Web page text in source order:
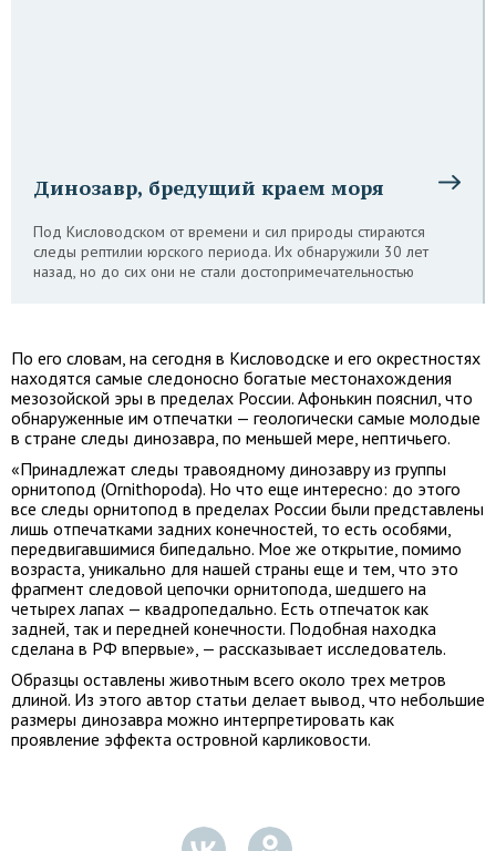
Динозавр, бредущий краем моря
Под Кисловодском от времени и сил природы стираются
следы рептилии юрского периода. Их обнаружили 30 лет
назад, но до сих они не стали достопримечательностью
По его словам, на сегодня в Кисловодске и его окрестностях
находятся самые следоносно богатые местонахождения
мезозойской эры в пределах России. Афонькин пояснил, что
обнаруженные им отпечатки — геологически самые молодые
в стране следы динозавра, по меньшей мере, нептичьего.
«Принадлежат следы травоядному динозавру из группы
орнитопод (Ornithopoda). Но что еще интересно: до этого
все следы орнитопод в пределах России были представлены
лишь отпечатками задних конечностей, то есть особями,
передвигавшимися бипедально. Мое же открытие, помимо
возраста, уникально для нашей страны еще и тем, что это
фрагмент следовой цепочки орнитопода, шедшего на
четырех лапах — квадропедально. Есть отпечаток как
задней, так и передней конечности. Подобная находка
сделана в РФ впервые», — рассказывает исследователь.
Образцы оставлены животным всего около трех метров
длиной. Из этого автор статьи делает вывод, что небольшие
размеры динозавра можно интерпретировать как
проявление эффекта островной карликовости.